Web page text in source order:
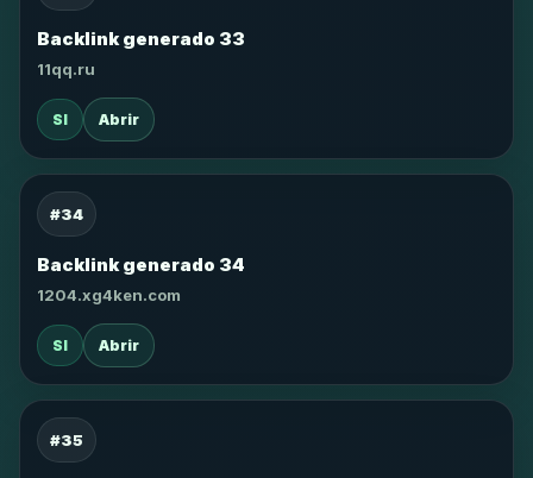
Backlink generado 33
11qq.ru
SI Abrir
#34
Backlink generado 34
1204.xg4ken.com
SI Abrir
#35